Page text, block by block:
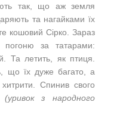
так, що аж земля
та нагайками їх
кошовий Сірко. Зараз
погоню за татарами:
Та летить, як птиця.
що їх дуже багато, а
Спинив свого
(уривок з народного